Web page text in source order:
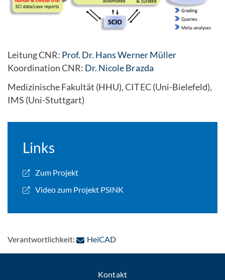
Leitung CNR: Prof. Dr. HansWerner Müller
Koordination CNR: Dr. Nicole Brazda
Medizinische Fakultät (HHU), CITEC (Uni-Bielefeld),
IMS (Uni-Stuttgart)
Links
Zum Projekt
Video zum Projekt PSINK
Verantwortlichkeit: HeiCAD: Per E-Mail kontaktieren
Kontakt